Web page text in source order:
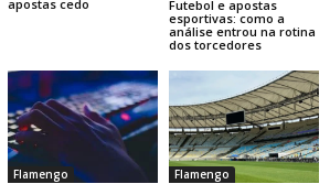
apostas cedo
Futebol e apostas
esportivas: como a
análise entrou na rotina
dos torcedores
Flamengo Flamengo